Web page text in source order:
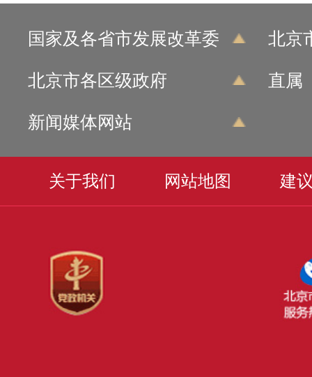
国家及各省市发展改革委 北京
北京市各区级政府 直属
新闻媒体网站
关于我们 网站地图 建